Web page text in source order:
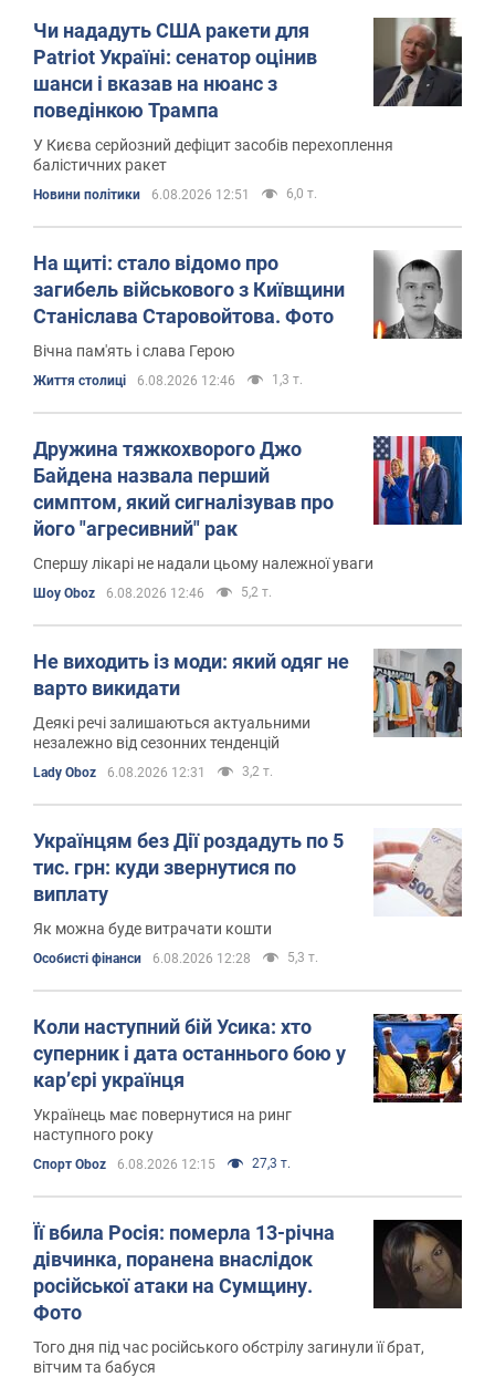
Чи нададуть США ракети для
Patriot Україні: сенатор оцінив
шанси і вказав на нюанс з
поведінкою Трампа
У Києва серйозний дефіцит засобів перехоплення
балістичних ракет
Новини політики 6.08.2026 12:51 6,0 т.
На щиті: стало відомо про
загибель військового з Київщини
Станіслава Старовойтова. Фото
Вічна пам'ять і слава Герою
Життя столиці 6.08.2026 12:46 1,3 т.
Дружина тяжкохворого Джо
Байдена назвала перший
симптом, який сигналізував про
його "агресивний" рак
Спершу лікарі не надали цьому належної уваги
Шоу Oboz 6.08.2026 12:46 5,2 т.
Не виходить із моди: який одяг не
варто викидати
Деякі речі залишаються актуальними
незалежно від сезонних тенденцій
Lady Oboz 6.08.2026 12:31 3,2 т.
Українцям без Дії роздадуть по 5
тис. грн: куди звернутися по
виплату
Як можна буде витрачати кошти
Особисті фінанси 6.08.2026 12:28 5,3 т.
Коли наступний бій Усика: хто
суперник і дата останнього бою у
кар’єрі українця
Українець має повернутися на ринг
наступного року
Спорт Oboz 6.08.2026 12:15 27,3 т.
Її вбила Росія: померла 13-річна
дівчинка, поранена внаслідок
російської атаки на Сумщину.
Фото
Того дня під час російського обстрілу загинули її брат,
вітчим та бабуся